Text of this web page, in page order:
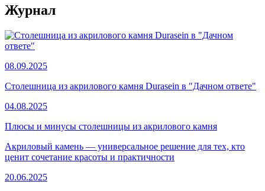
Журнал
08.09.2025
Столешница из акрилового камня Durasein в "Дачном ответе"
04.08.2025
Плюсы и минусы столешницы из акрилового камня
Акриловый камень — универсальное решение для тех, кто
ценит сочетание красоты и практичности
20.06.2025